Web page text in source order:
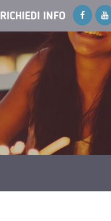
RICHIEDI INFO